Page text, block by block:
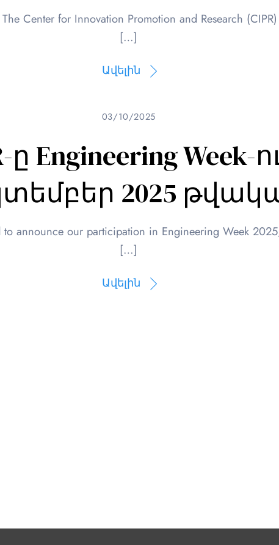
Center for Innovation Promotion and Research
[…]
Ավելին
03/10/2025
ը Engineering Week-
2025
to announce our participation in Engineering Week
[…]
Ավելին